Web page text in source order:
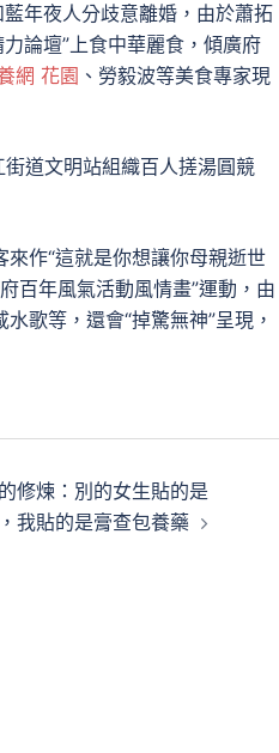
年夜人分歧意離婚，由於蕭拓
論壇”上食中華麗食，傾廣府
網 花園 、勞毅波等美食專家現
道文明站組織百人搓湯圓競
作“這就是你想讓你母親逝世
百年風氣活動風情畫”運動，由
歌等，還會“掉驚無神”呈現，
修煉：別的女生貼的是
我貼的是膏查包養藥